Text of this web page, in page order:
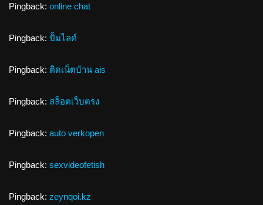
Pingback: online chat
Pingback: ปั้มไลค์
Pingback: ติดเน็ตบ้าน ais
Pingback: สล็อตเว็บตรง
Pingback: auto verkopen
Pingback: sexvideofetish
Pingback: zeynqoi.kz